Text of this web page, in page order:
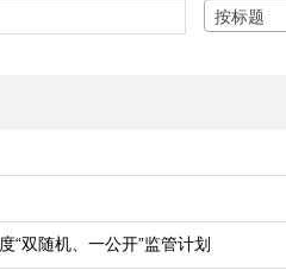
按标题
“双随机、一公开”监管计划